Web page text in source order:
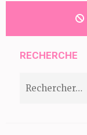
RECHERCHE